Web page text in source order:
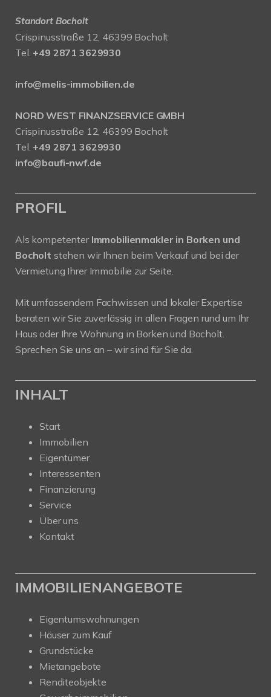
Standort Bocholt
Crispinusstraße 12, 46399 Bocholt
Tel. +49 2871 3629930
info@melis-immobilien.de
NORD WEST FINANZSERVICE GMBH
Crispinusstraße 12, 46399 Bocholt
Tel. +49 2871 3629930
info@baufi-nwf.de
PROFIL
Als kompetenter Immobilienmakler in Borken und
Bocholt stehen wir Ihnen beim Verkauf und bei der
Vermietung Ihrer Immobilie zur Seite.
Mit umfassendem Fachwissen und lokaler Expertise
beraten wir Sie zuverlässig in allen Fragen rund um Ihr
Haus oder Ihre Wohnung in Borken und Bocholt.
Sprechen Sie uns an – wir sind für Sie da.
INHALT
Start
Immobilien
Eigentümer
Interessenten
Finanzierung
Service
Über uns
Kontakt
IMMOBILIENANGEBOTE
Eigentumswohnungen
Häuser zum Kauf
Grundstücke
Mietangebote
Renditeobjekte